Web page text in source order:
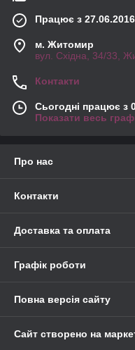
Працює з 27.06.2016
м. Житомир
вул. Східна, 34/33,
Контакти
Сьогодні працює з
Показати весь
Про нас
Контакти
Доставка та оплата
Графік роботи
Повна версія сайту
Сайт створено на